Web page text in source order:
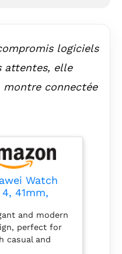
logiciels
attentes, elle
connectée
Watch
4, 41mm,
and modern
perfect for
casual and